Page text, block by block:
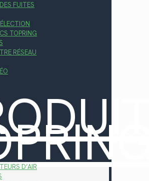
FUITES
TOPRING
RÉSEAU
D’AIR